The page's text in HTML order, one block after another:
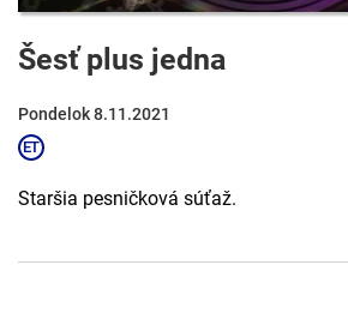
Šesť plus jedna
Pondelok 8.11.2021
Staršia pesničková súťaž.